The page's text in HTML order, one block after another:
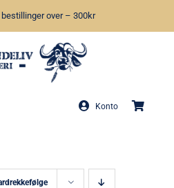
over – 300kr
Konto